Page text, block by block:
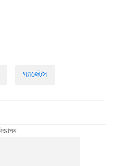
গ্যাজেটস